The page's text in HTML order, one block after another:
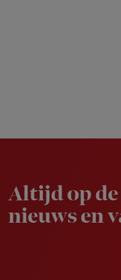
Altijd op
nieuws en